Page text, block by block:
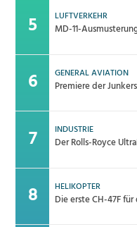
LUFTVERKEHR
MD-11-
GENERAL AVIATION
Premiere der
INDUSTRIE
Der Rolls-Royce
HELIKOPTER
Die erste CH-47F